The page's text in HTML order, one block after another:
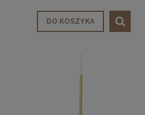
DO KOSZYKA